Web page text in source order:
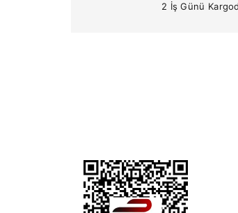
2 İş Günü